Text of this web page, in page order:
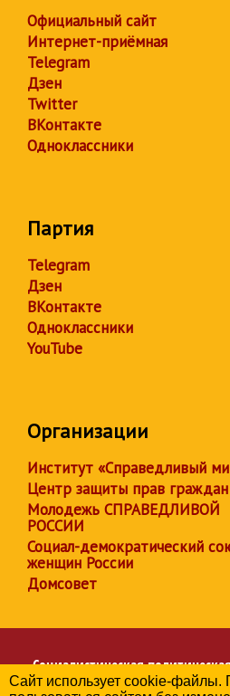
Официальный сайт
Интернет-приёмная
Telegram
Дзен
Twitter
ВКонтакте
Одноклассники
Партия
Telegram
Дзен
ВКонтакте
Одноклассники
YouTube
Организации
Институт «Справедливый
Центр защиты прав граждан
Молодежь СПРАВЕДЛИВОЙ
РОССИИ
Социал-демократический
женщин России
Домсовет
Социалистическая
РОССИЯ
Сайт использует cookie-файлы.